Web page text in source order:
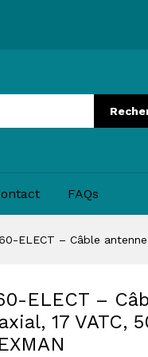
FAQs
ELECT – Câble
ELECT –
17 VATC,